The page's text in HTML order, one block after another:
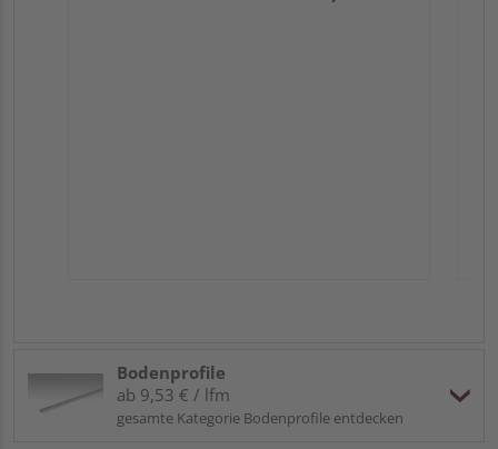
Bodenprofile
ab 9,53 € / lfm
gesamte Kategorie Bodenprofile entdecken